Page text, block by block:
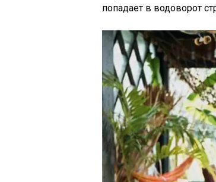
попадает в водоворот